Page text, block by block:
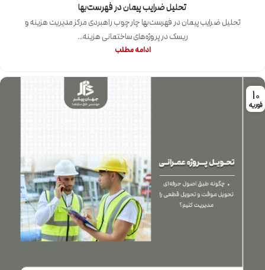
تحلیل ضرایب پیمان در فهرست‌بها
تحلیل ضرایب پیمان در فهرست‌بها چارچوب راهبردی مرکز مدیریت هزینه و
ریسک در پروژه‌های ساختمانی هزینه...
ادامه مطلب
10
فوریه